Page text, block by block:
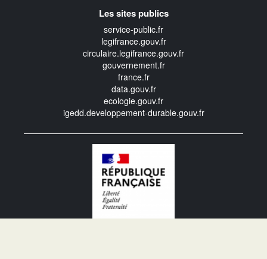
Les sites publics
service-public.fr
legifrance.gouv.fr
circulaire.legifrance.gouv.fr
gouvernement.fr
france.fr
data.gouv.fr
ecologie.gouv.fr
igedd.developpement-durable.gouv.fr